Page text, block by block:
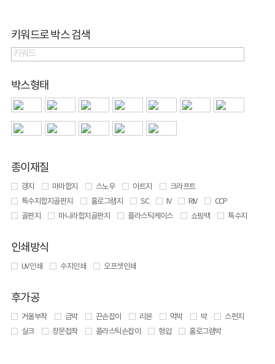
키워드로 박스 검색
박스형태
종이재질
갱지 마마합지 스노우 아트지
크라프트
특수지합지골판지
홀로그램지 SC IV RIV
CCP
골판지
마니라합지골판지 플라스틱케이스 쇼핑백 특수지
인쇄방식
UV 인쇄 수지인쇄 오프셋인쇄
후가공
거울부착 금박 끈손잡이 리본 먹박 박
스펀지
실크
창문접착 플라스틱손잡이 형압 홀로그램박